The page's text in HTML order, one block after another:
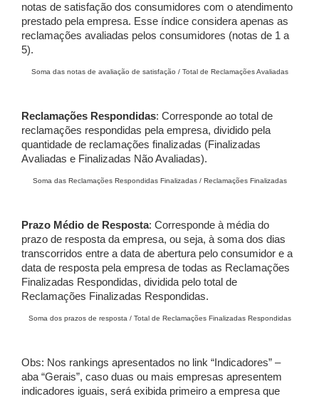
notas de satisfação dos consumidores com o atendimento
prestado pela empresa. Esse índice considera apenas as
reclamações avaliadas pelos consumidores (notas de 1 a
5).
Soma das notas de avaliação de satisfação / Total de Reclamações Avaliadas
Reclamações Respondidas: Corresponde ao total de
reclamações respondidas pela empresa, dividido pela
quantidade de reclamações finalizadas (Finalizadas
Avaliadas e Finalizadas Não Avaliadas).
Soma das Reclamações Respondidas Finalizadas / Reclamações Finalizadas
Prazo Médio de Resposta: Corresponde à média do
prazo de resposta da empresa, ou seja, à soma dos dias
transcorridos entre a data de abertura pelo consumidor e a
data de resposta pela empresa de todas as Reclamações
Finalizadas Respondidas, dividida pelo total de
Reclamações Finalizadas Respondidas.
Soma dos prazos de resposta / Total de Reclamações Finalizadas Respondidas
Obs: Nos rankings apresentados no link “Indicadores” –
aba “Gerais”, caso duas ou mais empresas apresentem
indicadores iguais, será exibida primeiro a empresa que